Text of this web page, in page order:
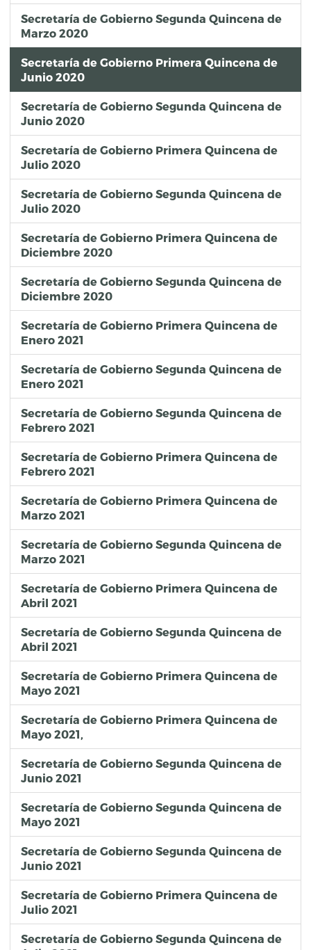
Secretaría de Gobierno Segunda Quincena de
Marzo 2020
Secretaría de Gobierno Primera Quincena de
Junio 2020
Secretaría de Gobierno Segunda Quincena de
Junio 2020
Secretaría de Gobierno Primera Quincena de
Julio 2020
Secretaría de Gobierno Segunda Quincena de
Julio 2020
Secretaría de Gobierno Primera Quincena de
Diciembre 2020
Secretaría de Gobierno Segunda Quincena de
Diciembre 2020
Secretaría de Gobierno Primera Quincena de
Enero 2021
Secretaría de Gobierno Segunda Quincena de
Enero 2021
Secretaría de Gobierno Segunda Quincena de
Febrero 2021
Secretaría de Gobierno Primera Quincena de
Febrero 2021
Secretaría de Gobierno Primera Quincena de
Marzo 2021
Secretaría de Gobierno Segunda Quincena de
Marzo 2021
Secretaría de Gobierno Primera Quincena de
Abril 2021
Secretaría de Gobierno Segunda Quincena de
Abril 2021
Secretaría de Gobierno Primera Quincena de
Mayo 2021
Secretaría de Gobierno Primera Quincena de
Mayo 2021,
Secretaría de Gobierno Segunda Quincena de
Junio 2021
Secretaría de Gobierno Segunda Quincena de
Mayo 2021
Secretaría de Gobierno Segunda Quincena de
Junio 2021
Secretaría de Gobierno Primera Quincena de
Julio 2021
Secretaría de Gobierno Segunda Quincena de